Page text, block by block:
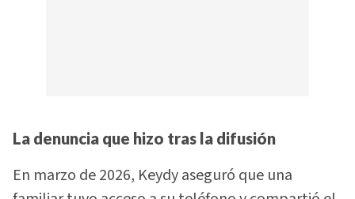
La denuncia que hizo tras la difusión
En marzo de 2026, Keydy aseguró que una